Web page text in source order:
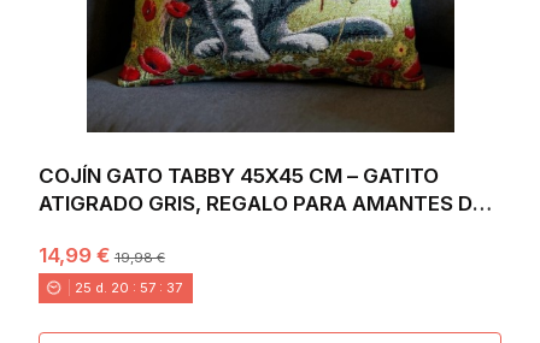
COJÍN GATO TABBY 45X45 CM – GATITO
ATIGRADO GRIS, REGALO PARA AMANTES DE
14,99 €19,98 €
25 d. 20 : 57 : 36